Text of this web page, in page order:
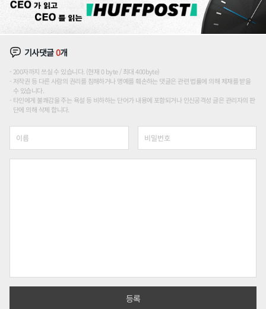
기사댓글0개
200자까지 쓰실 수 있습니다. (현재 0 byte / 최대 400byte)
저작권 등 다른 사람의 권리를 침해하거나 명예를 훼손하는 댓글은 관련 법률에 의해 제재를 받을
수 있습니다.
타인에게 불쾌감을 주는 욕설 등 비하하는 단어가 내용에 포함되거나 인신공격성 글은 관리자의 판
단에 의해 삭제 합니다.